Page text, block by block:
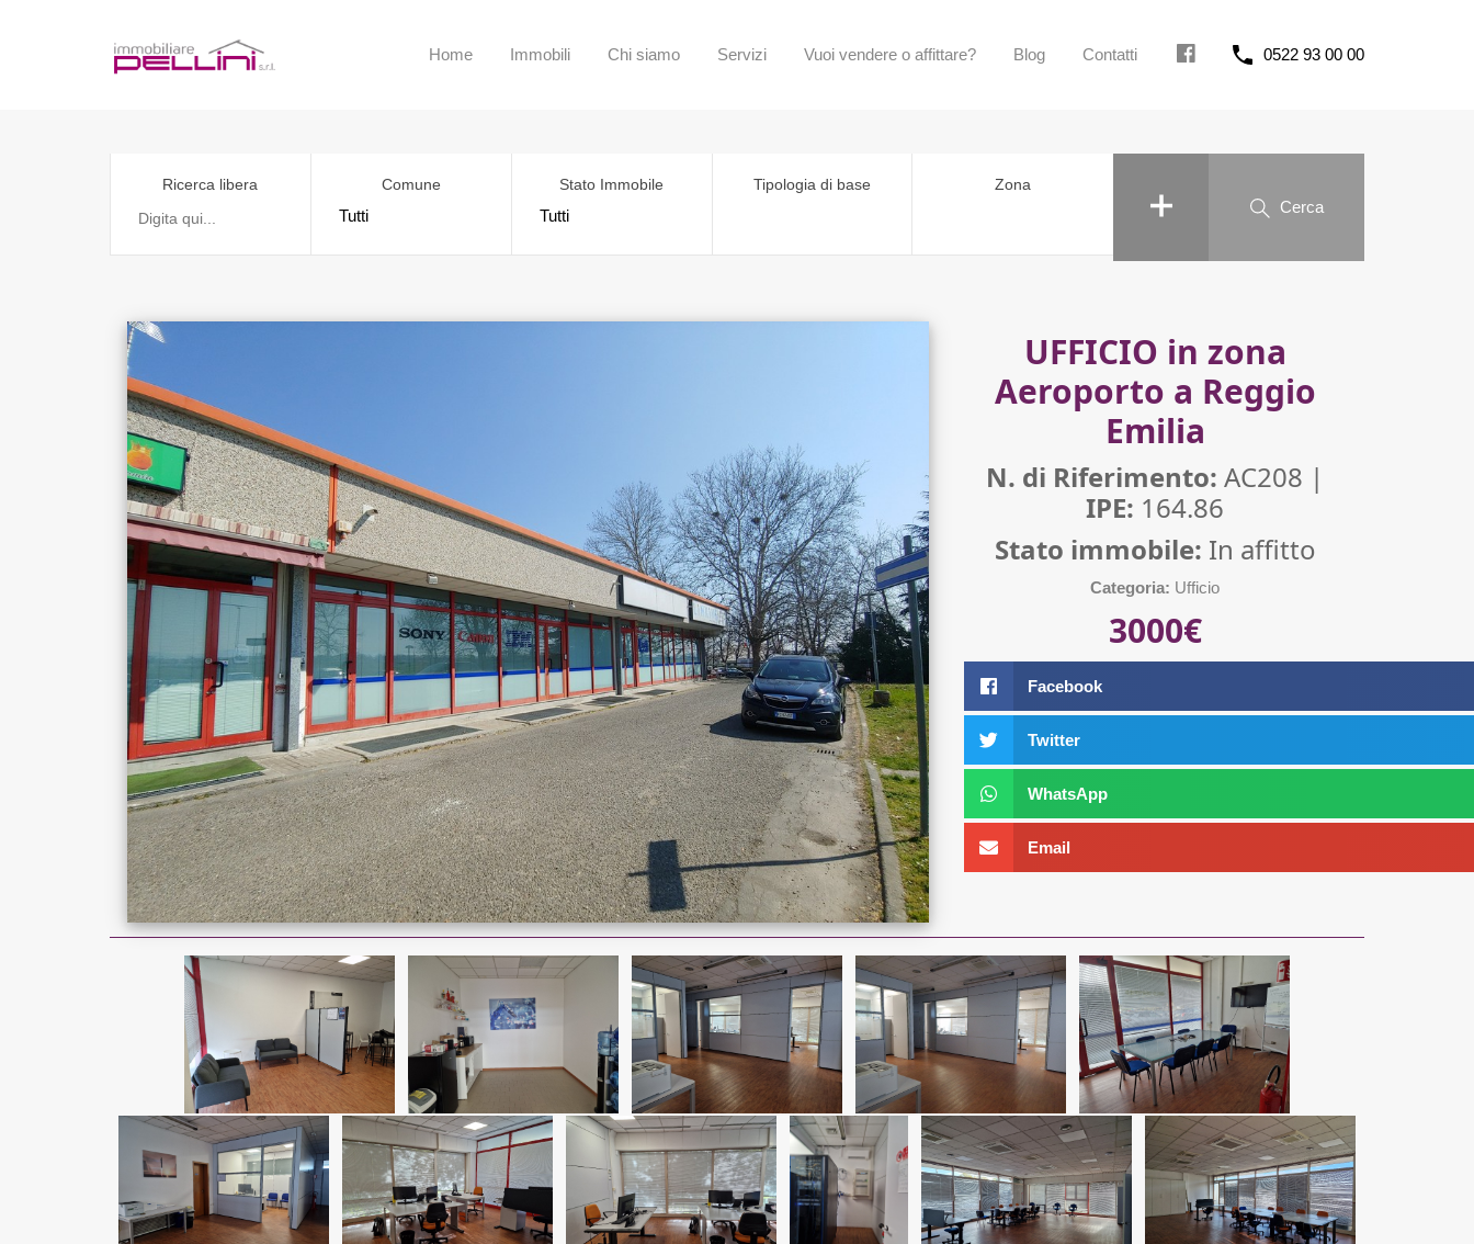
Home Immobili Chi siamo Servizi Vuoi vendere o affittare? Blog Contatti 0522 93 00 00
Ricerca libera Comune Stato Immobile Tipologia di base Zona
Cerca
UFFICIO in zona
Aeroporto a Reggio
Emilia
N. di Riferimento: AC208 |
IPE: 164.86
Stato immobile: In affitto
Categoria: Ufficio
3000€
Facebook
Twitter
WhatsApp
Email